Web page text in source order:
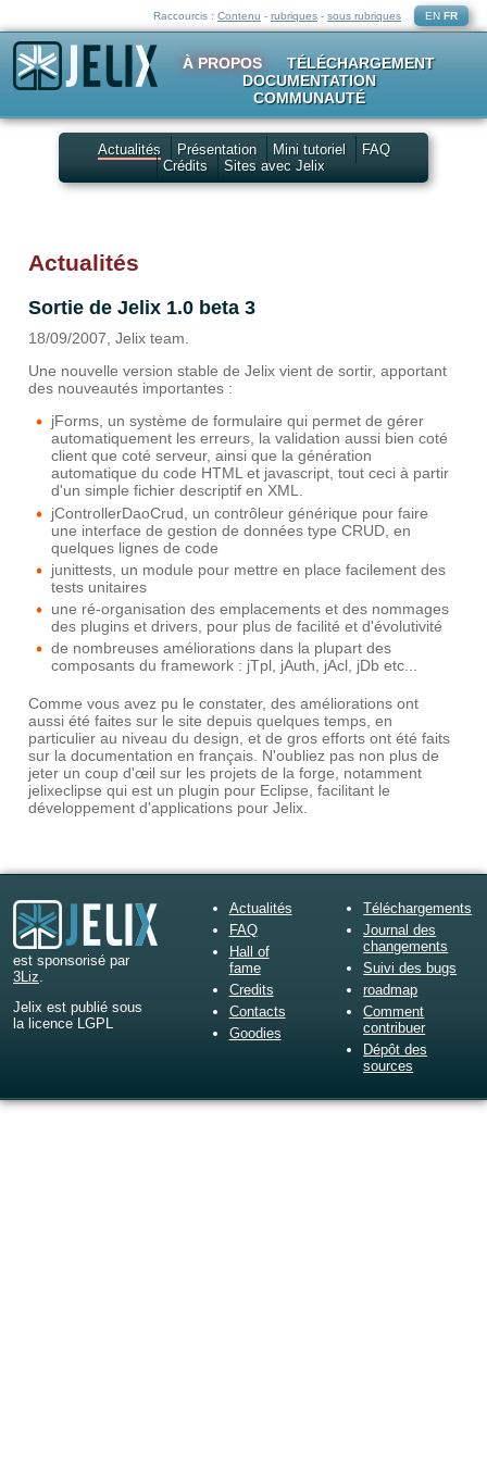
Raccourcis : Contenu - rubriques - sous rubriques EN FR
À PROPOS
TÉLÉCHARGEMENT
DOCUMENTATION
COMMUNAUTÉ
Actualités Présentation Mini tutoriel
FAQ
Crédits
Sites avec Jelix
Actualités
Sortie de Jelix 1.0 beta 3
18/09/2007, Jelix team.
Une nouvelle version stable de Jelix vient de sortir, apportant
des nouveautés importantes :
jForms, un système de formulaire qui permet de gérer
automatiquement les erreurs, la validation aussi bien coté
client que coté serveur, ainsi que la génération
automatique du code HTML et javascript, tout ceci à partir
d'un simple fichier descriptif en XML.
jControllerDaoCrud, un contrôleur générique pour faire
une interface de gestion de données type CRUD, en
quelques lignes de code
junittests, un module pour mettre en place facilement des
tests unitaires
une ré-organisation des emplacements et des nommages
des plugins et drivers, pour plus de facilité et d'évolutivité
de nombreuses améliorations dans la plupart des
composants du framework : jTpl, jAuth, jAcl, jDb etc...
Comme vous avez pu le constater, des améliorations ont
aussi été faites sur le site depuis quelques temps, en
particulier au niveau du design, et de gros efforts ont été faits
sur la documentation en français. N'oubliez pas non plus de
jeter un coup d'œil sur les projets de la forge, notamment
jelixeclipse qui est un plugin pour Eclipse, facilitant le
développement d'applications pour Jelix.
est sponsorisé par
3Liz.
Jelix est publié sous
la licence LGPL
Actualités
FAQ
Hall of
fame
Credits
Contacts
Goodies
Téléchargements
Journal des
changements
Suivi des bugs
roadmap
Comment
contribuer
Dépôt des
sources